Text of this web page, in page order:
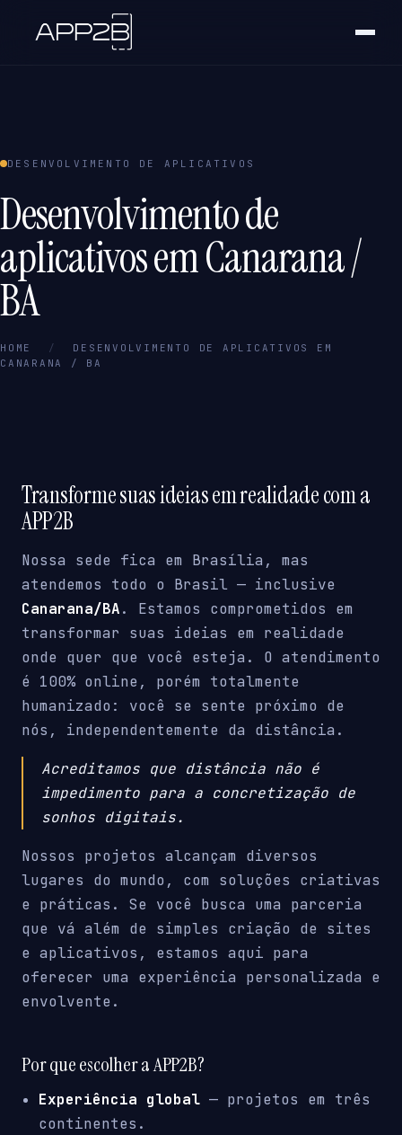
DESENVOLVIMENTO DE APLICATIVOS
Desenvolvimento de
aplicativos em Canarana /
BA
HOME /
DESENVOLVIMENTO DE APLICATIVOS EM
CANARANA / BA
Transforme suas ideias em realidade com a
APP2B
Nossa sede fica em Brasília, mas
atendemos todo o Brasil — inclusive
Canarana/BA. Estamos comprometidos em
transformar suas ideias em realidade
onde quer que você esteja. O atendimento
é 100% online, porém totalmente
humanizado: você se sente próximo de
nós, independentemente da distância.
Acreditamos que distância não é
impedimento para a concretização de
sonhos digitais.
Nossos projetos alcançam diversos
lugares do mundo, com soluções criativas
e práticas. Se você busca uma parceria
que vá além de simples criação de sites
e aplicativos, estamos aqui para
oferecer uma experiência personalizada e
envolvente.
Por que escolher a APP2B?
Experiência global — projetos em três
continentes.